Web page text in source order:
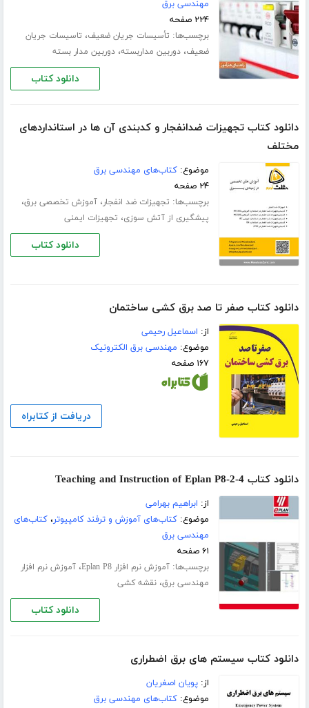
مهندسی برق
۲۲۴ صفحه
برچسب‌ها: تأسیسات جریان ضعیف، تاسیسات جریان
ضعیف،دوربین مداربسته،دوربین مدار بسته
دانلود کتاب
دانلود کتاب تجهیزات ضدانفجار و کدبندی آن ها در استانداردهای
مختلف
موضوع:کتاب‌های مهندسی برق
۲۴ صفحه
برچسب‌ها: تجهیزات ضد انفجار،آموزش تخصصی برق،
پیشگیری از آتش سوزی، تجهیزات ایمنی
دانلود کتاب
دانلود کتاب صفر تا صد برق کشی ساختمان
از: اسماعیل رحیمی
موضوع: مهندسی برق الکترونیک
۱۶۷ صفحه
دریافت از کتابراه
دانلود کتاب Teaching and Instruction of Eplan P8-2-4
از: ابراهیم بهرامی
موضوع:کتاب‌های آموزش و ترفند کامپیوتر،کتاب‌های
مهندسی برق
۶۱ صفحه
برچسب‌ها:آموزش نرم افزار Eplan P8 ،آموزش نرم افزار
مهندسی برق،نقشه کشی
دانلود کتاب
دانلود کتاب سیستم های برق اضطراری
از:پویان اصغریان
موضوع:کتاب‌های مهندسی برق